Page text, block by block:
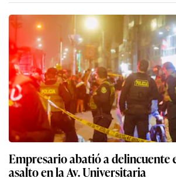
Empresario abatió a delincuente
asalto en la Av. Universitaria